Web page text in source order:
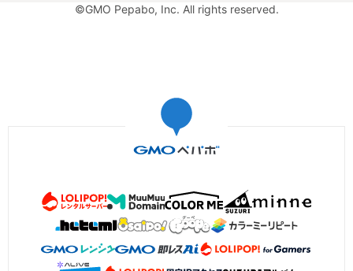
©GMO Pepabo, Inc. All rights reserved.